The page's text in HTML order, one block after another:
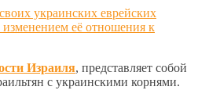
украинских еврейских
изменением её отношения к
Израиля, представляет собой
с украинскими корнями.